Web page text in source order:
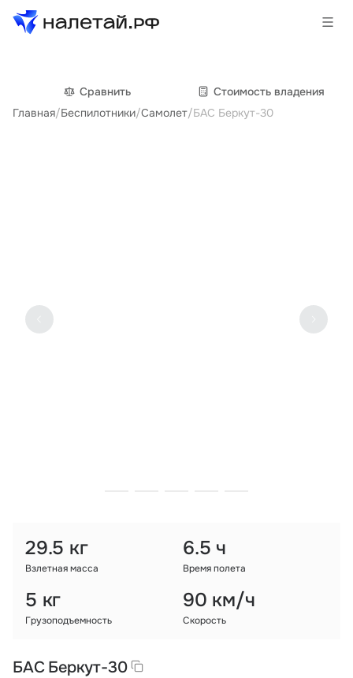
Товары
Услуги
Государственные программы
Партнеры
Сравнить
Cтоимость владения
Главная/Беспилотники/Самолет/БАС Беркут-30
29.5 кг
Взлетная масса
6.5 ч
Время полета
5 кг
Грузоподъемность
90 км/ч
Скорость
БАС Беркут-30